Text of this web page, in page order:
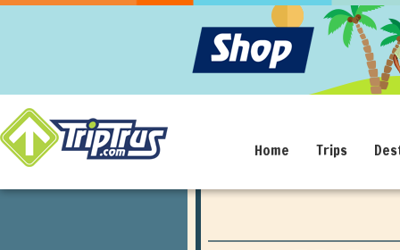
Home Trips